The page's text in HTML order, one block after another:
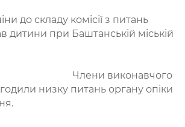
до складу комісії з питань
дитини при Баштанській міській
виконавчого
низку питань органу опіки